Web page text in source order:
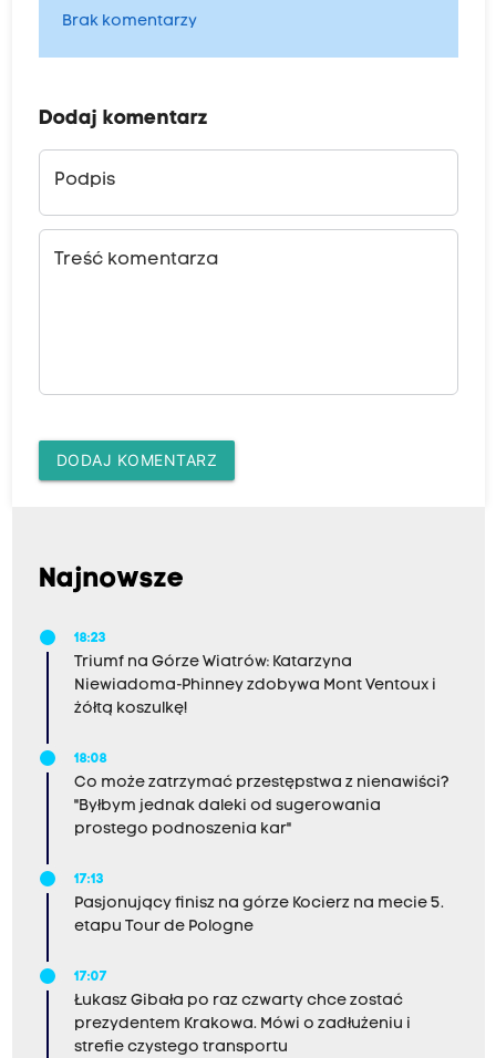
Brak komentarzy
Dodaj komentarz
Podpis
Treść komentarza
DODAJ KOMENTARZ
Najnowsze
18:23
Triumf na Górze Wiatrów: Katarzyna
Niewiadoma-Phinney zdobywa Mont Ventoux i
żółtą koszulkę!
18:08
Co może zatrzymać przestępstwa z nienawiści?
"Byłbym jednak daleki od sugerowania
prostego podnoszenia kar"
17:13
Pasjonujący finisz na górze Kocierz na mecie 5.
etapu Tour de Pologne
17:07
Łukasz Gibała po raz czwarty chce zostać
prezydentem Krakowa. Mówi o zadłużeniu i
strefie czystego transportu